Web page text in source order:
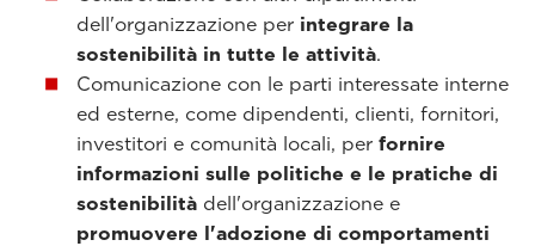
dell'organizzazione per integrare la
sostenibilità in tutte le attività.
Comunicazione con le parti interessate interne
ed esterne, come dipendenti, clienti, fornitori,
investitori e comunità locali, per fornire
informazioni sulle politiche e le pratiche di
sostenibilità dell'organizzazione e
promuovere l'adozione di comportamenti